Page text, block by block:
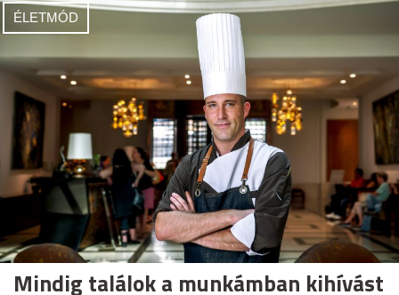
ÉLETMÓD
Mindig találok a munkámban kihívást